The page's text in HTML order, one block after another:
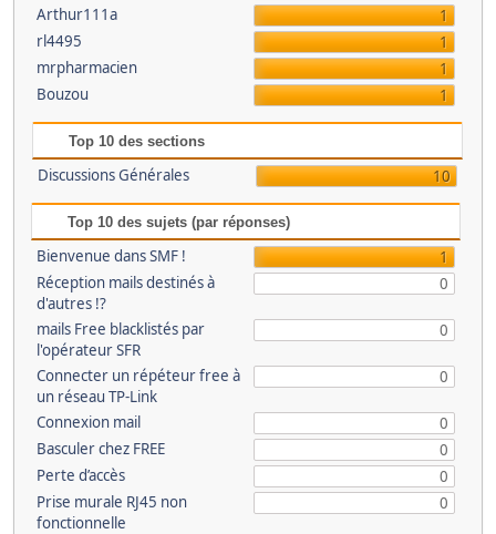
Arthur111a
1
rl4495
1
mrpharmacien
1
Bouzou
1
Top 10 des sections
Discussions Générales 10
Top 10 des sujets (par réponses)
Bienvenue dans SMF !
1
Réception mails destinés à
d'autres !?
0
mails Free blacklistés par
l'opérateur SFR
0
Connecter un répéteur free à
un réseau TP-Link
0
Connexion mail
0
Basculer chez FREE
0
Perte d’accès
0
Prise murale RJ45 non
fonctionnelle
0